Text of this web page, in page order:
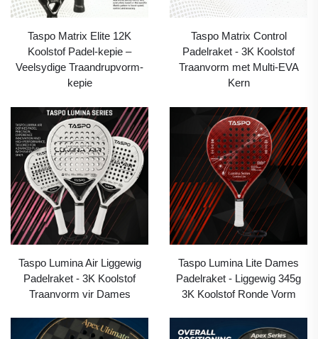
Taspo Matrix Elite 12K
Koolstof Padel-kepie –
Veelsydige Traandrupvorm-
kepie
Taspo Matrix Control
Padelraket - 3K Koolstof
Traanvorm met Multi-EVA
Kern
Taspo Lumina Air Liggewig
Padelraket - 3K Koolstof
Traanvorm vir Dames
Taspo Lumina Lite Dames
Padelraket - Liggewig 345g
3K Koolstof Ronde Vorm